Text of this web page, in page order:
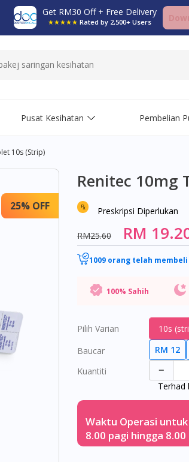
Get RM30 Off + Free Delivery
★★★★★ Rated by 2,500+ Users
Pusat Kesihatan Pembelian
10s (strip)
25% OFF
Renitec 10mg
Preskripsi Diperlukan
RM25.60 RM
1009 orang telah
100% Sahih
Pilih Varian 10s
Baucar
RM 12
Kuantiti
Terhad
Waktu Operasi
8.00 pagi hingga